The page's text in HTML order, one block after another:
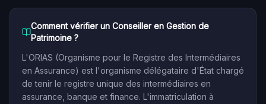
Comment vérifier un Conseiller en Gestion de
Patrimoine ?
L'ORIAS (Organisme pour le Registre des Intermédiaires
en Assurance) est l'organisme délégataire d'État chargé
de tenir le registre unique des intermédiaires en
assurance, banque et finance. L'immatriculation à